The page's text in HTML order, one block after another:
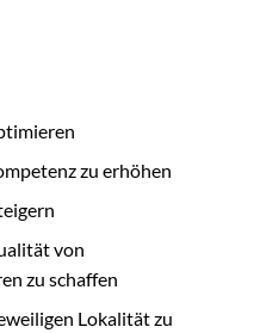
zu erhöhen
von
zu schaffen
Lokalität zu